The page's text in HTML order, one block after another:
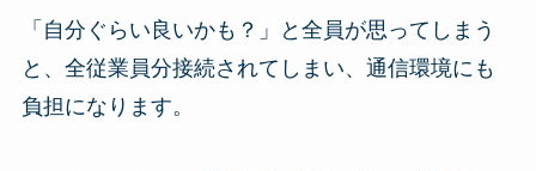
「自分ぐらい良いかも？」と全員が思ってしまう
と、全従業員分接続されてしまい、通信環境にも
負担になります。